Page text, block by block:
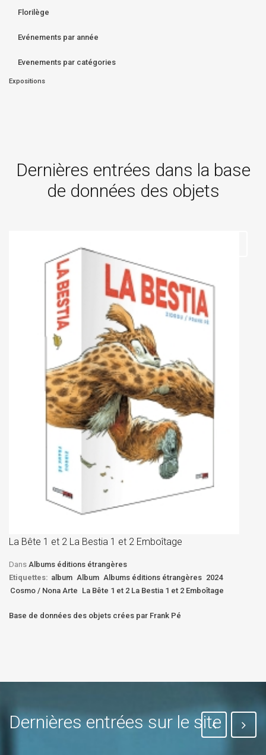
Florilège
Evénements par année
Evenements par catégories
Expositions
Dernières entrées dans la base
de données des objets
La Bête 1 et 2 La Bestia 1 et 2 Emboîtage
Dans Albums éditions étrangères
Etiquettes: album Album Albums éditions étrangères 2024
Cosmo / Nona Arte La Bête 1 et 2 La Bestia 1 et 2 Emboîtage
Base de données des objets crées par Frank Pé
Dernières entrées sur le site